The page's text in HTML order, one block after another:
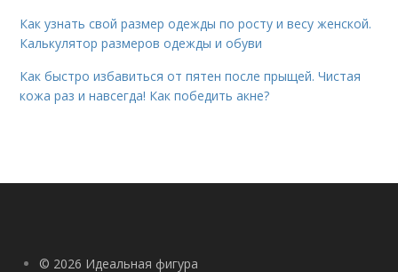
Как узнать свой размер одежды по росту и весу женской.
Калькулятор размеров одежды и обуви
Как быстро избавиться от пятен после прыщей. Чистая
кожа раз и навсегда! Как победить акне?
© 2026 Идеальная фигура